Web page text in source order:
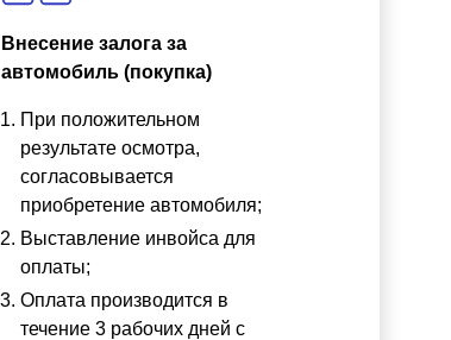
Внесение залога за
автомобиль (покупка)
При положительном
результате осмотра,
согласовывается
приобретение автомобиля;
Выставление инвойса для
оплаты;
Оплата производится в
течение 3 рабочих дней с